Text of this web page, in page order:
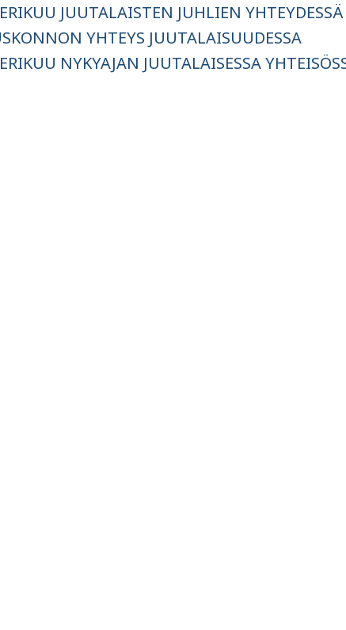
JUUTALAISTEN JUHLIEN YHTEYDESSÄ
YHTEYS JUUTALAISUUDESSA
NYKYAJAN JUUTALAISESSA